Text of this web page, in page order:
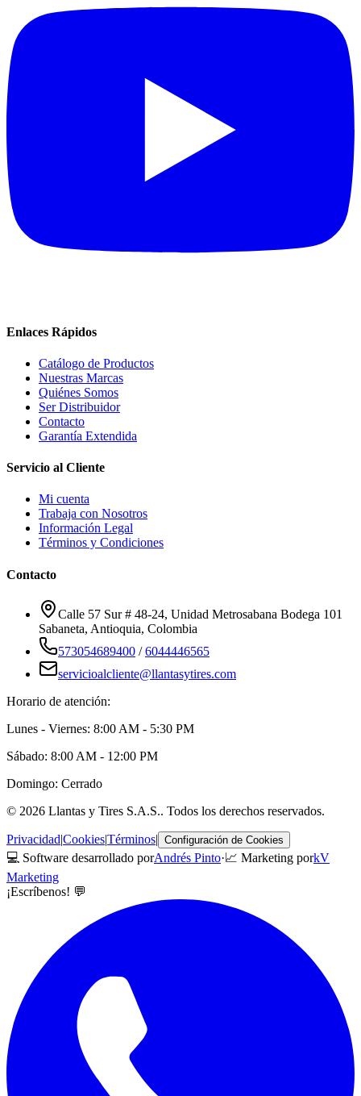
Enlaces Rápidos
Catálogo de Productos
Nuestras Marcas
Quiénes Somos
Ser Distribuidor
Contacto
Garantía Extendida
Servicio al Cliente
Mi cuenta
Trabaja con Nosotros
Información Legal
Términos y Condiciones
Contacto
Calle 57 Sur # 48-24, Unidad Metrosabana Bodega 101
Sabaneta, Antioquia, Colombia
573054689400 /6044446565
servicioalcliente@llantasytires.com
Horario de atención:
Lunes - Viernes: 8:00 AM - 5:30 PM
Sábado: 8:00 AM - 12:00 PM
Domingo: Cerrado
© 2026 Llantas y Tires S.A.S.. Todos los derechos reservados.
Privacidad|Cookies|Términos| Configuración de Cookies
💻 Software desarrollado porAndrés Pinto·📈 Marketing porkV
Marketing
¡Escríbenos! 💬